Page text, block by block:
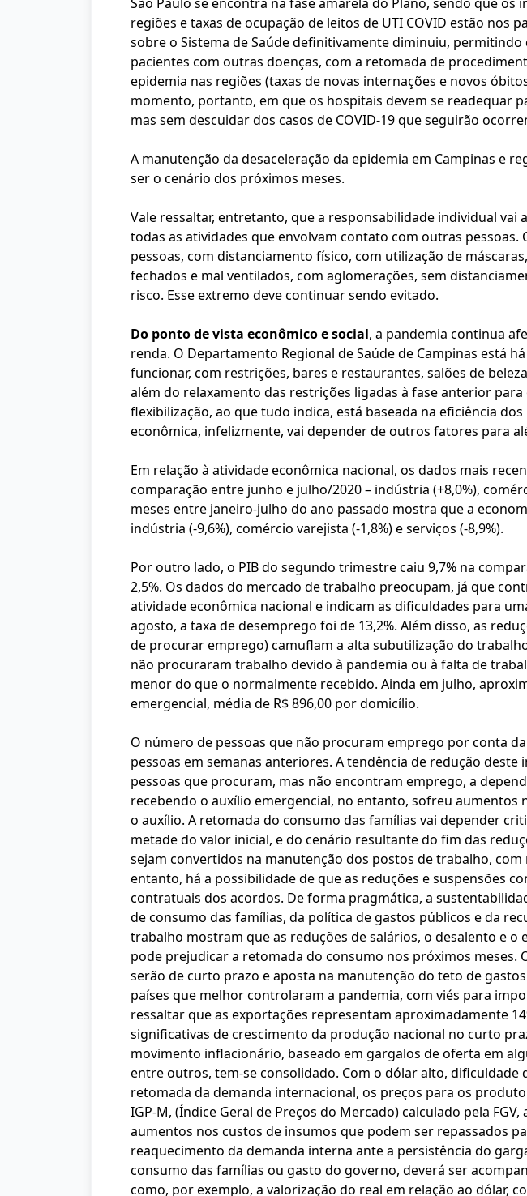
regiões e taxas de ocupação de leitos de UTI COVID estão nos
sobre o Sistema de Saúde definitivamente diminuiu,
pacientes com outras doenças, com a retomada de
epidemia nas regiões (taxas de novas internações e novos
momento, portanto, em que os hospitais devem se readequar
mas sem descuidar dos casos de COVID-19 que seguirão
A manutenção da desaceleração da epidemia em Campinas e
ser o cenário dos próximos meses.
Vale ressaltar, entretanto, que a responsabilidade individual
todas as atividades que envolvam contato com outras
pessoas, com distanciamento físico, com utilização de
fechados e mal ventilados, com aglomerações, sem
risco. Esse extremo deve continuar sendo evitado.
Do ponto de vista econômico e social, a pandemia continua
renda. O Departamento Regional de Saúde de Campinas está
funcionar, com restrições, bares e restaurantes, salões de
além do relaxamento das restrições ligadas à fase anterior
flexibilização, ao que tudo indica, está baseada na eficiência
econômica, infelizmente, vai depender de outros fatores para
Em relação à atividade econômica nacional, os dados mais
comparação entre junho e julho/2020 – indústria (+8,0%),
meses entre janeiro-julho do ano passado mostra que a
indústria (-9,6%), comércio varejista (-1,8%) e serviços (-8,9%).
Por outro lado, o PIB do segundo trimestre caiu 9,7% na
2,5%. Os dados do mercado de trabalho preocupam, já que
atividade econômica nacional e indicam as dificuldades para
agosto, a taxa de desemprego foi de 13,2%. Além disso, as
de procurar emprego) camuflam a alta subutilização do
não procuraram trabalho devido à pandemia ou à falta de
menor do que o normalmente recebido. Ainda em julho,
emergencial, média de R$ 896,00 por domicílio.
O número de pessoas que não procuram emprego por conta
pessoas em semanas anteriores. A tendência de redução
pessoas que procuram, mas não encontram emprego, a
recebendo o auxílio emergencial, no entanto, sofreu
o auxílio. A retomada do consumo das famílias vai depender
metade do valor inicial, e do cenário resultante do fim das
sejam convertidos na manutenção dos postos de trabalho,
entanto, há a possibilidade de que as reduções e suspensões
contratuais dos acordos. De forma pragmática, a
de consumo das famílias, da política de gastos públicos e da
trabalho mostram que as reduções de salários, o desalento e
pode prejudicar a retomada do consumo nos próximos
serão de curto prazo e aposta na manutenção do teto de
países que melhor controlaram a pandemia, com viés para
ressaltar que as exportações representam aproximadamente
significativas de crescimento da produção nacional no curto
movimento inflacionário, baseado em gargalos de oferta em
entre outros, tem-se consolidado. Com o dólar alto,
retomada da demanda internacional, os preços para os
IGP-M, (Índice Geral de Preços do Mercado) calculado pela
aumentos nos custos de insumos que podem ser repassados
reaquecimento da demanda interna ante a persistência do
consumo das famílias ou gasto do governo, deverá ser
como, por exemplo, a valorização do real em relação ao dólar,